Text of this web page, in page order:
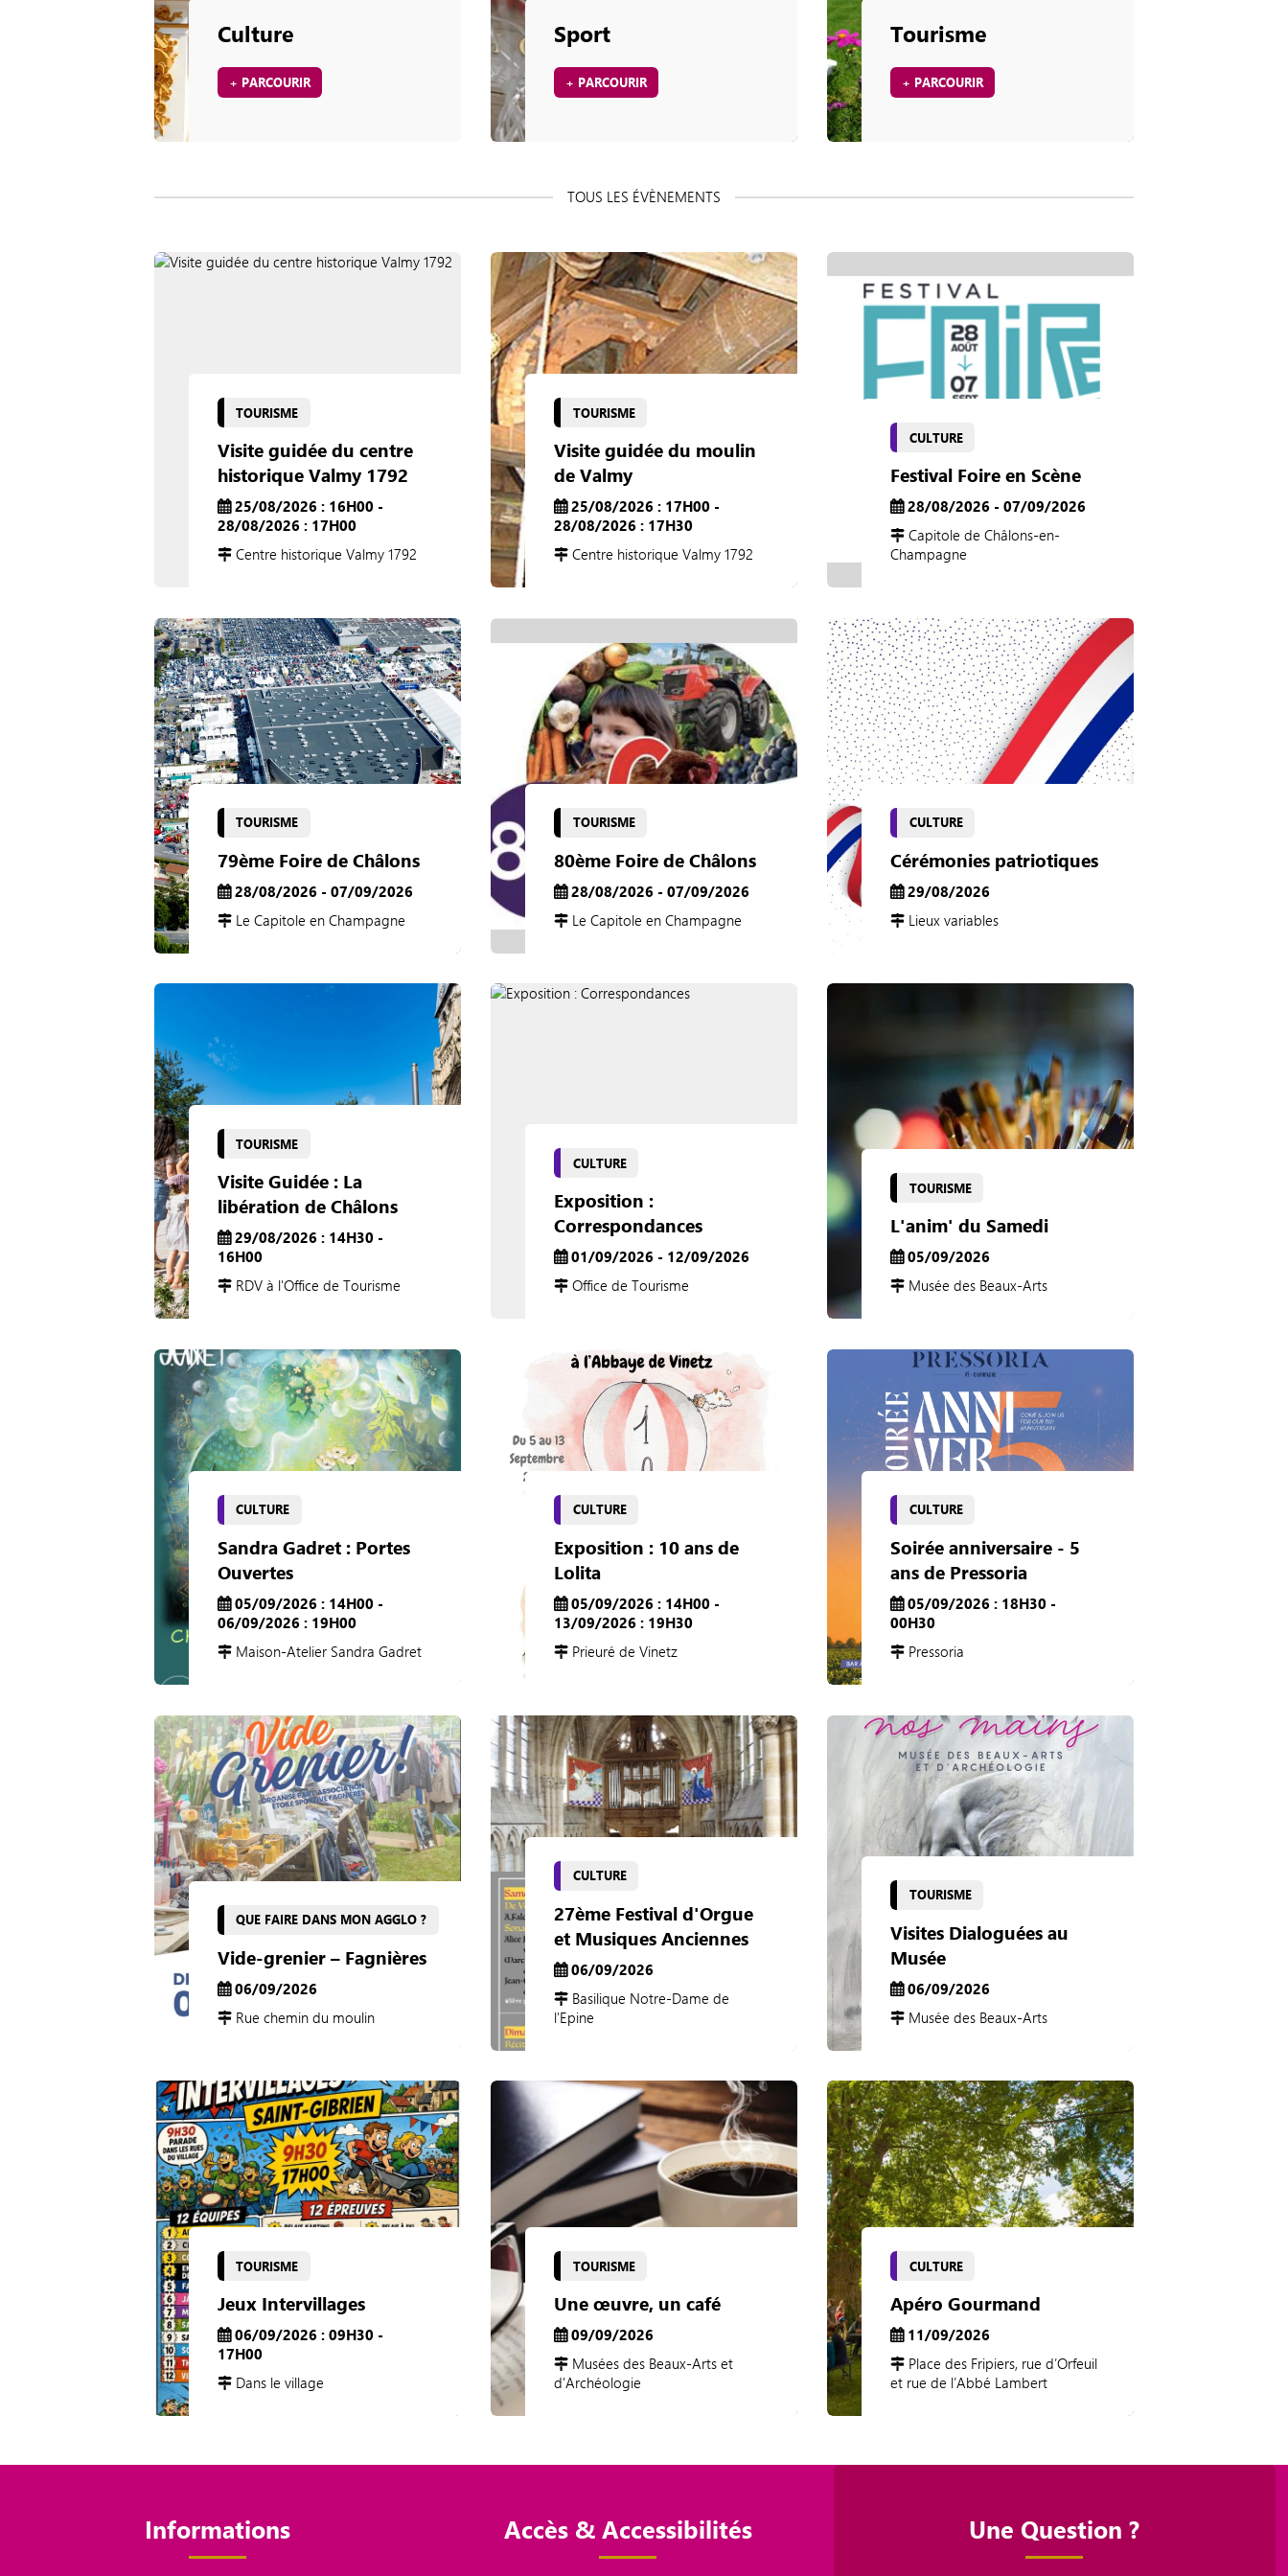
Culture
+ PARCOURIR
Sport
+ PARCOURIR
Tourisme
+ PARCOURIR
TOURISME
Visite guidée du centre
historique Valmy 1792
25/08/2026 : 16H00 -
28/08/2026 : 17H00
Centre historique Valmy 1792
TOURISME
Visite guidée du moulin
de Valmy
25/08/2026 : 17H00 -
28/08/2026 : 17H30
Centre historique Valmy 1792
CULTURE
Festival Foire en Scène
28/08/2026 - 07/09/2026
Capitole de Châlons-en-
Champagne
TOURISME
79ème Foire de Châlons
28/08/2026 - 07/09/2026
Le Capitole en Champagne
TOURISME
80ème Foire de Châlons
28/08/2026 - 07/09/2026
Le Capitole en Champagne
CULTURE
Cérémonies patriotiques
29/08/2026
Lieux variables
TOURISME
Visite Guidée : La
libération de Châlons
29/08/2026 : 14H30 -
16H00
RDV à l'Office de Tourisme
CULTURE
Exposition :
Correspondances
01/09/2026 - 12/09/2026
Office de Tourisme
TOURISME
L'anim' du Samedi
05/09/2026
Musée des Beaux-Arts
CULTURE
Sandra Gadret : Portes
Ouvertes
05/09/2026 : 14H00 -
06/09/2026 : 19H00
Maison-Atelier Sandra Gadret
CULTURE
Exposition : 10 ans de
Lolita
05/09/2026 : 14H00 -
13/09/2026 : 19H30
Prieuré de Vinetz
CULTURE
Soirée anniversaire - 5
ans de Pressoria
05/09/2026 : 18H30 -
00H30
Pressoria
QUE FAIRE DANS MON AGGLO ?
Vide-grenier – Fagnières
06/09/2026
Rue chemin du moulin
CULTURE
27ème Festival d'Orgue
et Musiques Anciennes
06/09/2026
Basilique Notre-Dame de
l'Epine
TOURISME
Visites Dialoguées au
Musée
06/09/2026
Musée des Beaux-Arts
TOURISME
Jeux Intervillages
06/09/2026 : 09H30 -
17H00
Dans le village
TOURISME
Une œuvre, un café
09/09/2026
Musées des Beaux-Arts et
d'Archéologie
CULTURE
Apéro Gourmand
11/09/2026
Place des Fripiers, rue d’Orfeuil
et rue de l’Abbé Lambert
Informations Accès & Accessibilités Une Question ?